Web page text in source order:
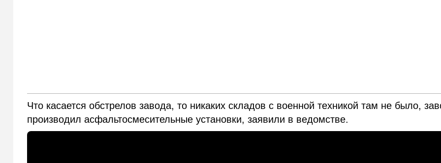
Что касается обстрелов завода, то никаких складов с военной техникой там не было,
производил асфальтосмесительные установки, заявили в ведомстве.